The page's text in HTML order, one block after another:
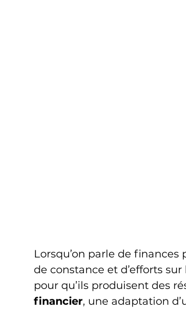
Lorsqu’on parle de
de constance et d’efforts
pour qu’ils produisent des
financier, une adaptation